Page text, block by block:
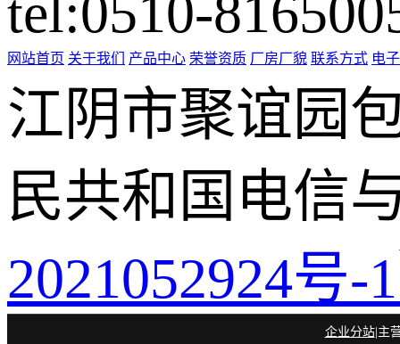
tel:0510-
网站首页 关于我们 产品中心 荣誉资质 厂房厂貌 联系方式 电
江阴市聚谊
民共和国电信
企业分站|主